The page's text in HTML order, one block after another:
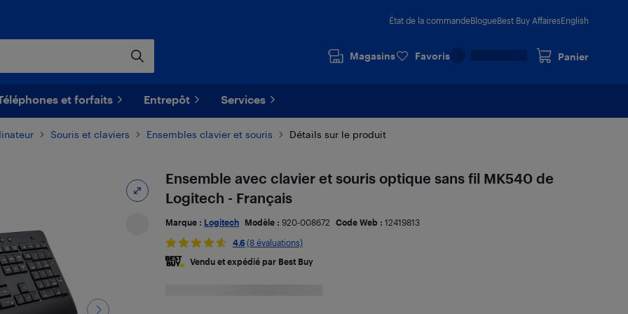
État de la commandeBlogueBest Buy AffairesEnglish
Magasins Favoris Panier
et forfaits Entrepôt Services
Souris et claviers Ensembles clavier et souris Détails sur le produit
Ensemble avec clavier et souris optique sans fil MK540 de
Logitech - Français
Marque : Logitech Modèle : 920-008672 Code Web : 12419813
4.6 (8 évaluations)
Vendu et expédié par Best Buy